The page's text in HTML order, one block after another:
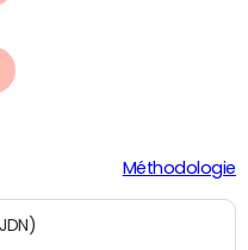
Méthodologie